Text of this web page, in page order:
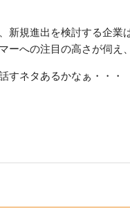
新規進出を検討する企
ーへの注目の高さが伺え
すネタあるかなぁ・・・